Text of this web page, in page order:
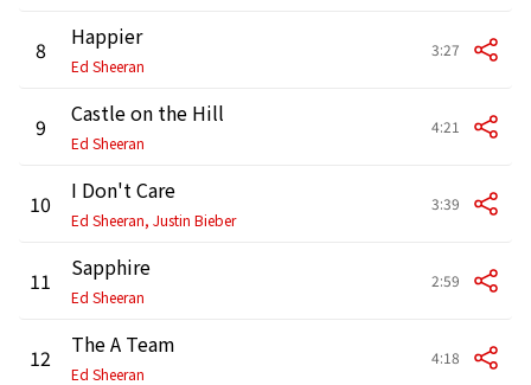
8 Happier
Ed Sheeran
3:27
9 Castle on the Hill
Ed Sheeran
4:21
10 I Don't Care
Ed Sheeran, Justin Bieber
3:39
11 Sapphire
Ed Sheeran
2:59
12 The A Team
Ed Sheeran
4:18